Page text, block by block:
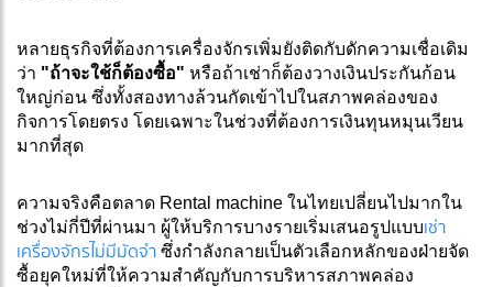
หลายธุรกิจที่ต้องการเครื่องจักรเพิ่มยังติดกับดักความเชื่อเดิม
ว่า "ถ้าจะใช้ก็ต้องซื้อ" หรือถ้าเช่าก็ต้องวางเงินประกันก้อน
ใหญ่ก่อน ซึ่งทั้งสองทางล้วนกัดเข้าไปในสภาพคล่องของ
กิจการโดยตรง โดยเฉพาะในช่วงที่ต้องการเงินทุนหมุนเวียน
มากที่สุด
ความจริงคือตลาด Rental machine ในไทยเปลี่ยนไปมากใน
ช่วงไม่กี่ปีที่ผ่านมา ผู้ให้บริการบางรายเริ่มเสนอรูปแบบเช่า
เครื่องจักรไม่มีมัดจำ ซึ่งกำลังกลายเป็นตัวเลือกหลักของฝ่ายจัด
ซื้อยุคใหม่ที่ให้ความสำคัญกับการบริหารสภาพคล่อง